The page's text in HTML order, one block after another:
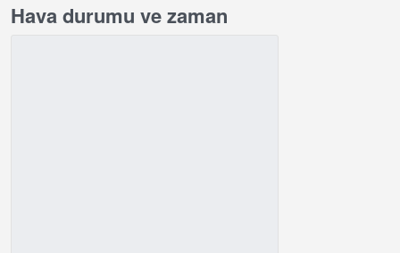
Hava durumu ve zaman